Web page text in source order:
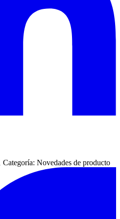
Categoría: Novedades de producto